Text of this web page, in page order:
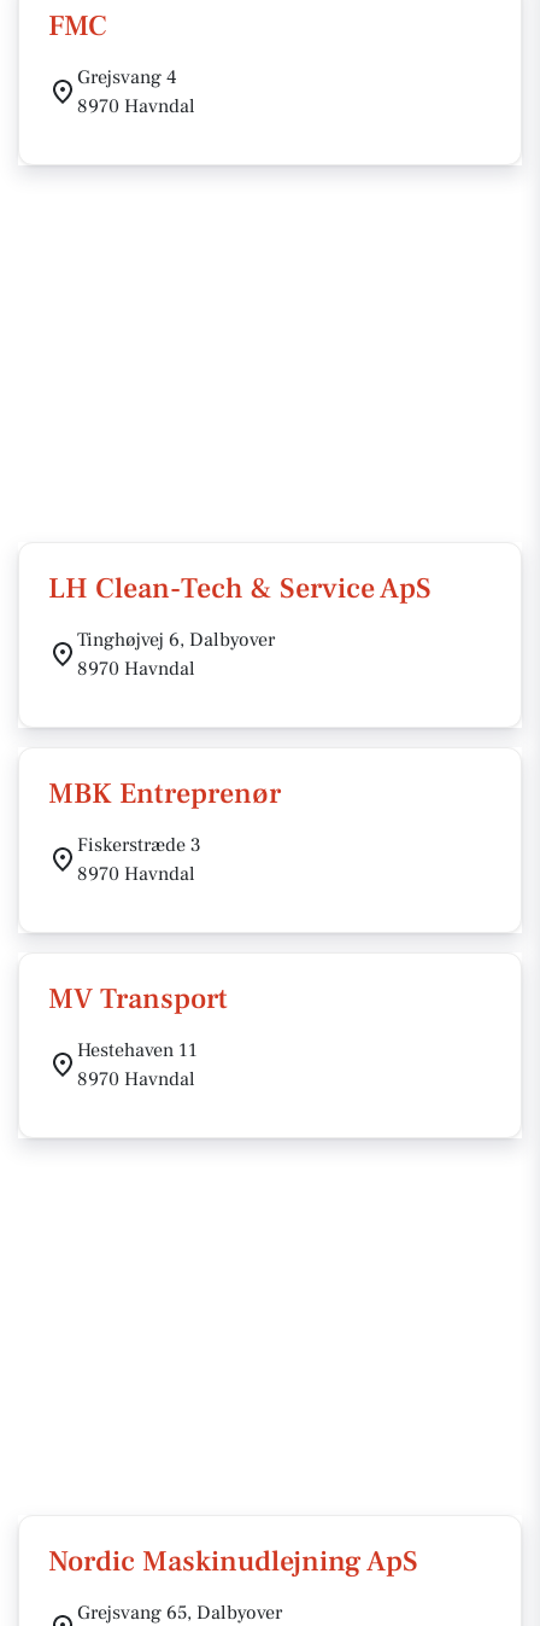
FMC
Grejsvang 4
8970 Havndal
LH Clean-Tech & Service ApS
Tinghøjvej 6, Dalbyover
8970 Havndal
MBK Entreprenør
Fiskerstræde 3
8970 Havndal
MV Transport
Hestehaven 11
8970 Havndal
Nordic Maskinudlejning ApS
Grejsvang 65, Dalbyover